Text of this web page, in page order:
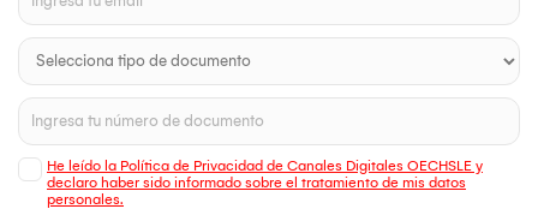
He leído la Política de Privacidad de Canales Digitales OECHSLE y
declaro haber sido informado sobre el tratamiento de mis datos
personales.